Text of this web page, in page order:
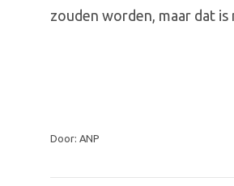
zouden worden, maar dat
Door: ANP